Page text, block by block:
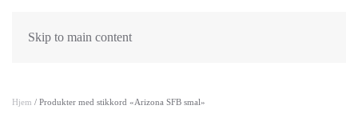
Skip to main content
Hjem / Produkter med stikkord «Arizona SFB smal»